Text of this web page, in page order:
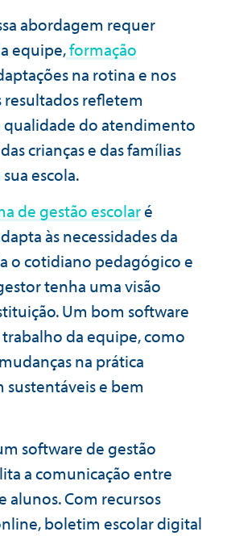
abordagem requer
equipe,formação
na rotina e nos
resultados refletem
do atendimento
crianças e das famílias
escola.
de gestão escolaré
às necessidades da
o cotidiano pedagógico e
tenha uma visão
Um bom software
da equipe, como
na prática
sustentáveis e bem
software de gestão
a comunicação entre
alunos. Com recursos
boletim escolar digital